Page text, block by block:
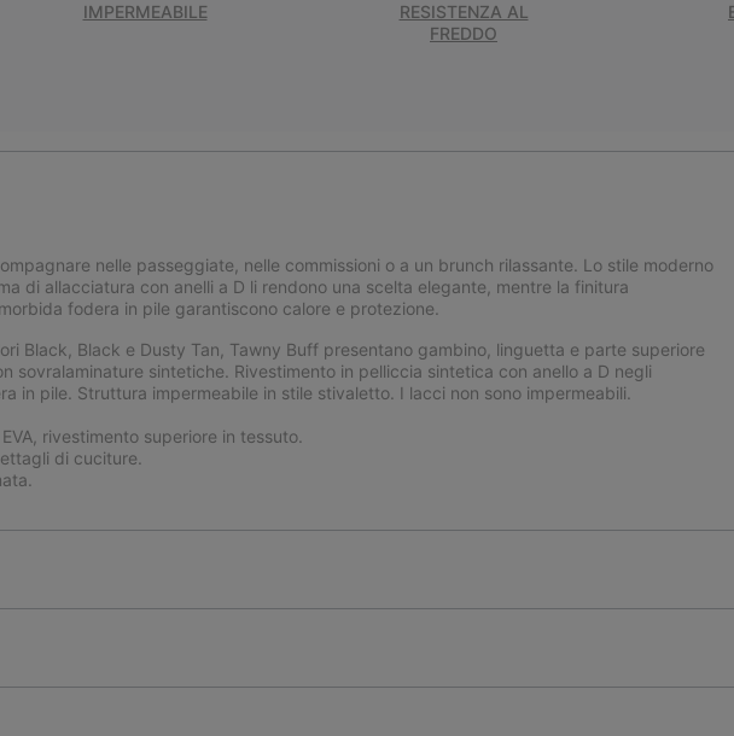
IMPERMEABILE
RESISTENZA AL
FREDDO
nelle passeggiate, nelle commissioni o a un brunch rilassante. Lo stile moderno
di allacciatura con anelli a D li rendono una scelta elegante, mentre la finitura
fodera in pile garantiscono calore e protezione.
Black, Black e Dusty Tan, Tawny Buff presentano gambino, linguetta e parte superiore
sovralaminature sintetiche. Rivestimento in pelliccia sintetica con anello a D negli
in pile. Struttura impermeabile in stile stivaletto. I lacci non sono impermeabili.
rivestimento superiore in tessuto.
di cuciture.